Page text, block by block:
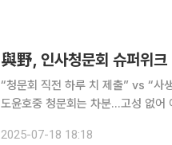
“청문회 직전 하루 치 제출” vs “사
도윤호중 청문회는 차분…고성 없어 여야는 이재명 정부 초대 장관 후보자들에 대한 국회 인사청문
2025-07-18 18:18